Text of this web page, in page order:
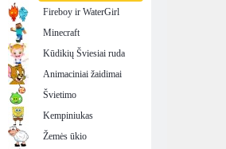
Fireboy ir WaterGirl
Minecraft
Kūdikių Šviesiai ruda
Animaciniai žaidimai
Švietimo
Kempiniukas
Žemės ūkio